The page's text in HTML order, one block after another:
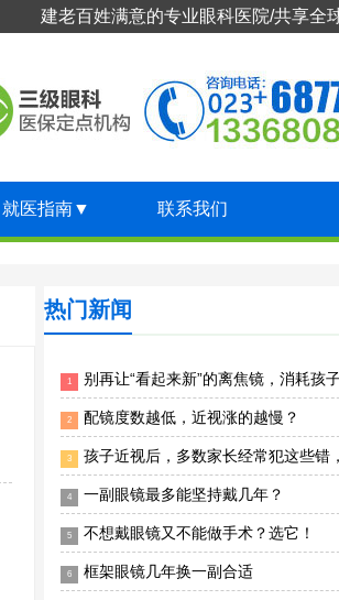
建老百姓满意的专业眼科医院/共享全
就医指南▼ 联系我们
热门新闻
1 别再让“看起来新”的离焦镜，消耗孩子的
2 配镜度数越低，近视涨的越慢？
3 孩子近视后，多数家长经常犯这些错，你
4 一副眼镜最多能坚持戴几年？
5 不想戴眼镜又不能做手术？选它！
6 框架眼镜几年换一副合适